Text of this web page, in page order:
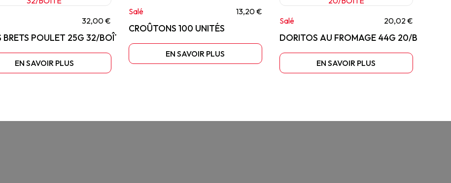
32,00 €
BRETS POULET 25G 32/BOÎTE
EN SAVOIR PLUS
Salé 13,20 €
CROÛTONS 100 UNITÉS
EN SAVOIR PLUS
Salé 20,02 €
DORITOS AU FROMAGE 44G 20/BOÎTE
EN SAVOIR PLUS